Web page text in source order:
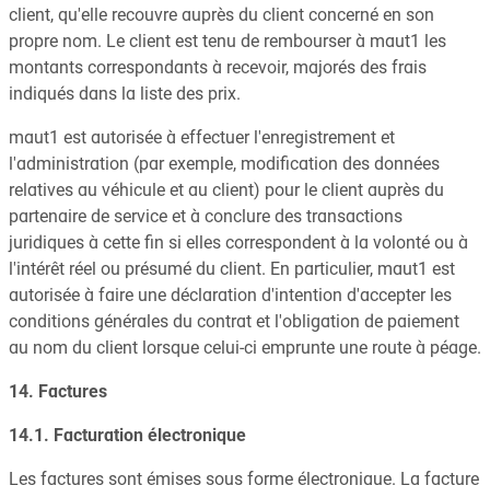
client, qu'elle recouvre auprès du client concerné en son
propre nom. Le client est tenu de rembourser à maut1 les
montants correspondants à recevoir, majorés des frais
indiqués dans la liste des prix.
maut1 est autorisée à effectuer l'enregistrement et
l'administration (par exemple, modification des données
relatives au véhicule et au client) pour le client auprès du
partenaire de service et à conclure des transactions
juridiques à cette fin si elles correspondent à la volonté ou à
l'intérêt réel ou présumé du client. En particulier, maut1 est
autorisée à faire une déclaration d'intention d'accepter les
conditions générales du contrat et l'obligation de paiement
au nom du client lorsque celui-ci emprunte une route à péage.
14. Factures
14.1. Facturation électronique
Les factures sont émises sous forme électronique. La facture